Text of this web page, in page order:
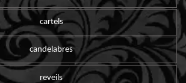
cartels
candelabres
reveils